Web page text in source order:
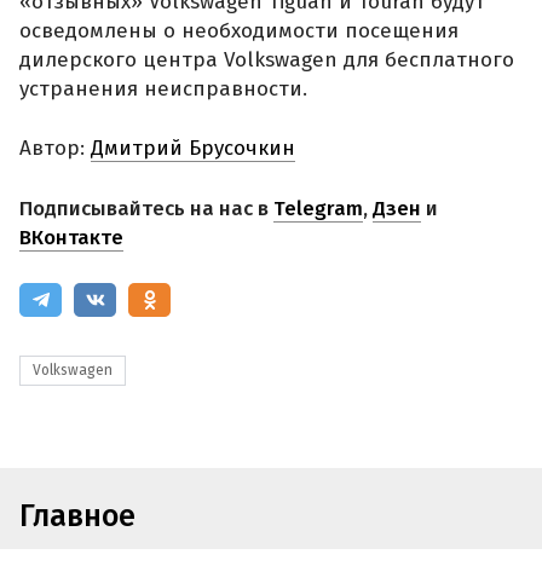
осведомлены о необходимости посещения
дилерского центра Volkswagen для бесплатного
устранения неисправности.
Автор: Дмитрий Брусочкин
Подписывайтесь на нас в Telegram,Дзен и
ВКонтакте
Volkswagen
Главное